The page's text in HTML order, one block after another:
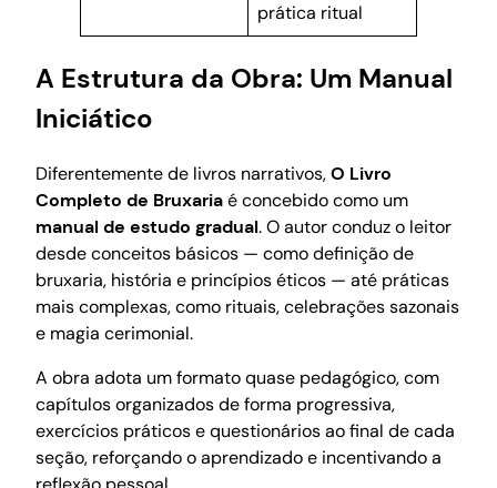
prática ritual
A Estrutura da Obra: Um Manual
Iniciático
Diferentemente de livros narrativos,O Livro
Completo de Bruxariaé concebido como um
manual de estudo gradual. O autor conduz o leitor
desde conceitos básicos — como definição de
bruxaria, história e princípios éticos — até práticas
mais complexas, como rituais, celebrações sazonais
e magia cerimonial.
A obra adota um formato quase pedagógico, com
capítulos organizados de forma progressiva,
exercícios práticos e questionários ao final de cada
seção, reforçando o aprendizado e incentivando a